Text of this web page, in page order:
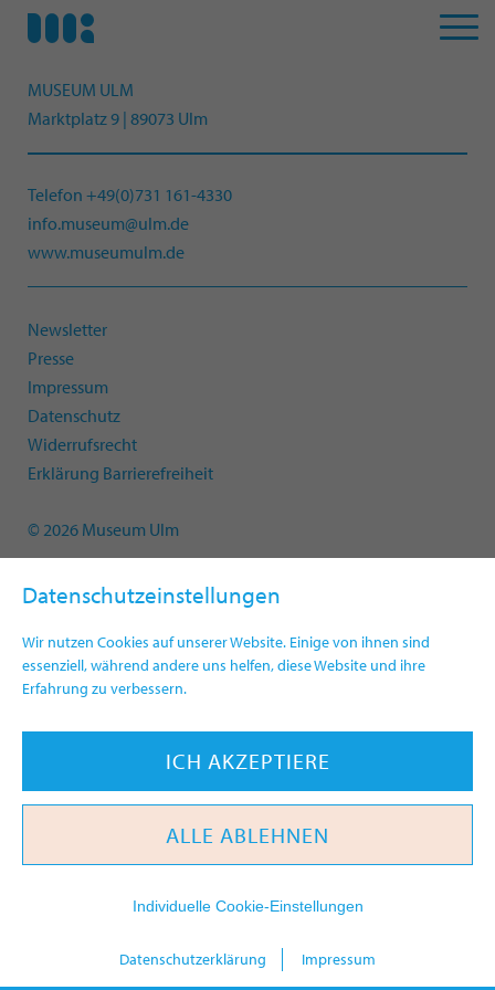
Datenschutzeinstellungen
Wir nutzen Cookies auf unserer Website. Einige von ihnen sind
essenziell, während andere uns helfen, diese Website und ihre
Erfahrung zu verbessern.
ICH AKZEPTIERE
ALLE ABLEHNEN
Individuelle Cookie-Einstellungen
Datenschutzerklärung Impressum
MUSEUM ULM
Marktplatz 9 | 89073 Ulm
Telefon +49(0)731 161-4330
info.museum@ulm.de
www.museumulm.de
Newsletter
Presse
Impressum
Datenschutz
Widerrufsrecht
Erklärung Barrierefreiheit
© 2026 Museum Ulm